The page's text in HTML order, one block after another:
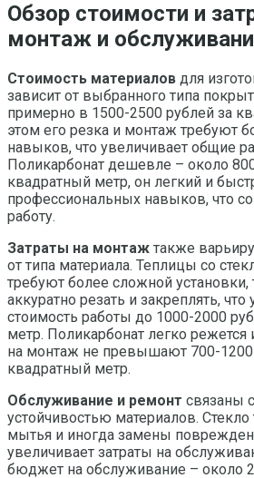
Обзор стоимости и
монтаж и
Стоимость материалов для
зависит от выбранного типа
примерно в 1500-2500 рублей за
этом его резка и монтаж требуют
навыков, что увеличивает общие
Поликарбонат дешевле – около
квадратный метр, он легкий и
профессиональных навыков, что
работу.
Затраты на монтаж также
от типа материала. Теплицы со
требуют более сложной установки,
аккуратно резать и закреплять, что
стоимость работы до 1000-2000
метр. Поликарбонат легко режется
на монтаж не превышают 700-1200
квадратный метр.
Обслуживание и ремонт связаны
устойчивостью материалов. Стекло
мытья и иногда замены
увеличивает затраты на
бюджет на обслуживание – около